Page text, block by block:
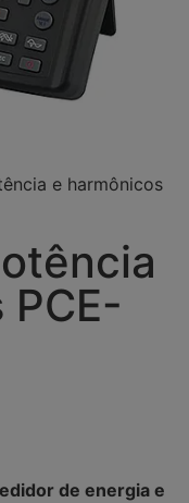
e harmônicos
de energia e